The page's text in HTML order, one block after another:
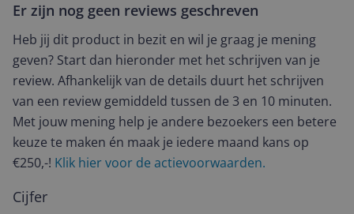
Er zijn nog geen reviews geschreven
Heb jij dit product in bezit en wil je graag je mening
geven? Start dan hieronder met het schrijven van je
review. Afhankelijk van de details duurt het schrijven
van een review gemiddeld tussen de 3 en 10 minuten.
Met jouw mening help je andere bezoekers een betere
keuze te maken én maak je iedere maand kans op
€250,-! Klik hier voor de actievoorwaarden.
Cijfer